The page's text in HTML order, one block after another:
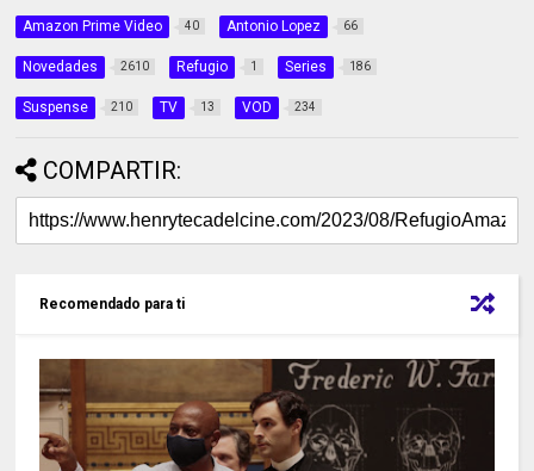
Amazon Prime Video 40 Antonio Lopez 66
Novedades 2610 Refugio 1 Series 186
Suspense 210 TV 13 VOD 234
COMPARTIR:
Recomendado para ti